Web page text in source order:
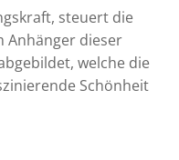
steuert die
Anhänger dieser
welche die
Schönheit